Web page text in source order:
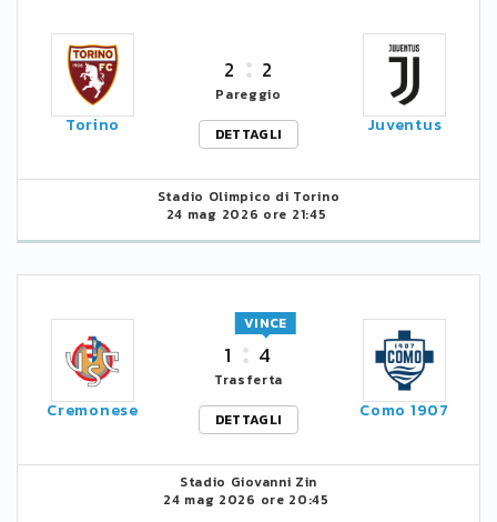
Torino
2 2
Pareggio
DETTAGLI
Juventus
Stadio Olimpico di Torino
24 mag 2026 ore 21:45
Cremonese
1 4
VINCE
Trasferta
DETTAGLI
Como 1907
Stadio Giovanni Zin
24 mag 2026 ore 20:45